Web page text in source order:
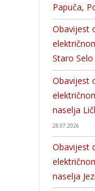
Papuča,
Obavijest
Staro Selo
Obavijest
naselja
28.07.2026
Obavijest
naselja